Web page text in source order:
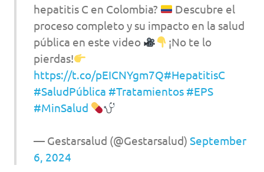
hepatitis C en Colombia?
Descubre el
proceso completo y su impacto en la salud
pública en este video
¡No te lo
pierdas!
https://t.co/pEICNYgm7Q#HepatitisC
#SaludPública #Tratamientos #EPS
#MinSalud
— Gestarsalud (@Gestarsalud) September
6, 2024